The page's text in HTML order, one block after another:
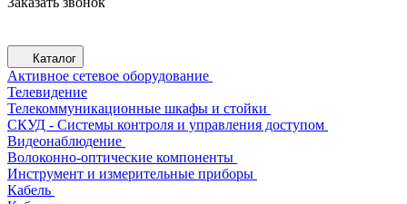
Каталог
Активное сетевое оборудование
Телевидение
Телекоммуникационные шкафы и стойки
СКУД - Системы контроля и управления доступом
Видеонаблюдение
Волоконно-оптические компоненты
Инструмент и измерительные приборы
Кабель